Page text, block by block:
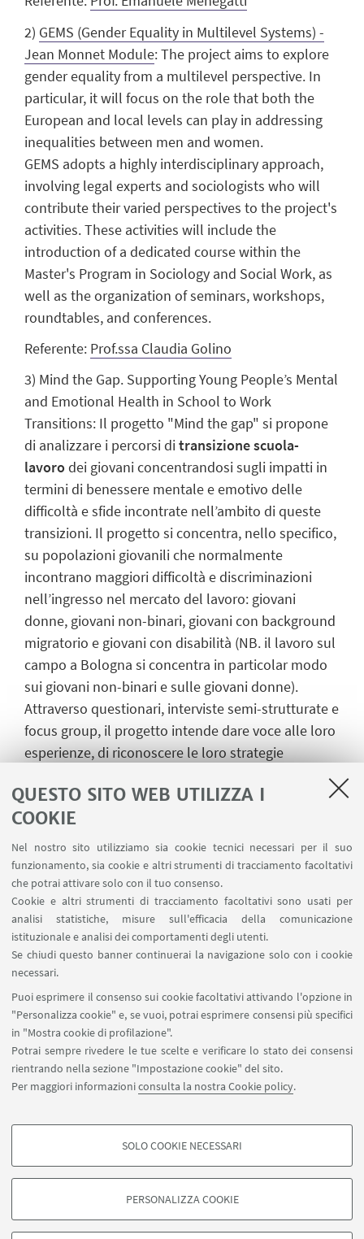
QUESTO SITO WEB UTILIZZA I
COOKIE
Nel nostro sito utilizziamo sia cookie tecnici necessari per il suo
funzionamento, sia cookie e altri strumenti di tracciamento facoltativi
che potrai attivare solo con il tuo consenso.
Cookie e altri strumenti di tracciamento facoltativi sono usati per
analisi statistiche, misure sull'efficacia della comunicazione
istituzionale e analisi dei comportamenti degli utenti.
Se chiudi questo banner continuerai la navigazione solo con i cookie
necessari.
Puoi esprimere il consenso sui cookie facoltativi attivando l'opzione in
"Personalizza cookie" e, se vuoi, potrai esprimere consensi più specifici
in "Mostra cookie di profilazione".
Potrai sempre rivedere le tue scelte e verificare lo stato dei consensi
rientrando nella sezione "Impostazione cookie" del sito.
Per maggiori informazioniconsulta la nostra Cookie policy.
COOKIE DI PROFILAZIONE - FACOLTATIVI
degli utenti, creare profili in base al loro comportamento sul sito, per analisi
di marketing.
SOLO COOKIE NECESSARI
PERSONALIZZA COOKIE
2) GEMS (Gender Equality in Multilevel Systems) -
Jean Monnet Module:The project aims to explore
gender equality from a multilevel perspective. In
particular, it will focus on the role that both the
European and local levels can play in addressing
inequalities between men and women.
GEMS adopts a highly interdisciplinary approach,
involving legal experts and sociologists who will
contribute their varied perspectives to the project's
activities. These activities will include the
introduction of a dedicated course within the
Master's Program in Sociology and Social Work, as
well as the organization of seminars, workshops,
roundtables, and conferences.
Referente: Prof.ssa Claudia Golino
3) Mind the Gap. Supporting Young People’s Mental
and Emotional Health in School to Work
Transitions: Il progetto "Mind the gap" si propone
di analizzare i percorsi ditransizione scuola-
lavorodei giovani concentrandosi sugli impatti in
termini di benessere mentale e emotivo delle
difficoltà e sfide incontrate nell’ambito di queste
transizioni. Il progetto si concentra, nello specifico,
su popolazioni giovanili che normalmente
incontrano maggiori difficoltà e discriminazioni
nell’ingresso nel mercato del lavoro: giovani
donne, giovani non-binari, giovani con background
migratorio e giovani con disabilità (NB. il lavoro sul
campo a Bologna si concentra in particolar modo
sui giovani non-binari e sulle giovani donne).
Attraverso questionari, interviste semi-strutturate e
focus group, il progetto intende dare voce alle loro
esperienze, di riconoscere le loro strategie
strategie per favorirne l’inclusione lavorativa.
Referente:
4)TOPs (Towards Ten Years of the European Pillar
of Social Rights) - Jean Monnet Module:
project aims to offer a teaching activity in the form
of an international and interdisciplinary summer
school for early-career scholars with backgrounds
in sociology, law, and other social sciences. Its
purpose is to provide an opportunity to critically
analyse the European Pillar of Social Rights (EPSR)
- which in 2027 will reach its first decade – as both
a translation and an engine of the European social
agenda.
©Copyright 2026 - ALMA MATER STUDIORUM - Università di